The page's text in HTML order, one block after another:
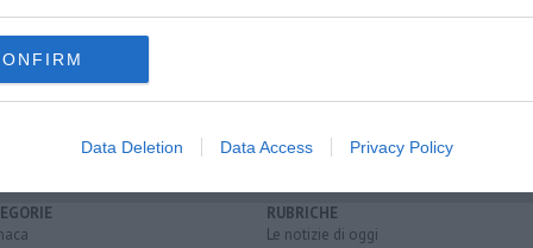
Data Deletion Data Access Privacy Policy
RUBRICHE
Le notizie di oggi